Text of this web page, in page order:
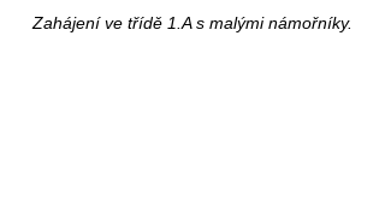
Zahájení ve třídě 1.A s malými námořníky.